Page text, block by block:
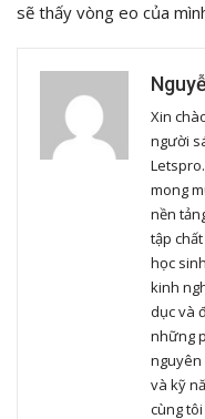
sẽ thấy vòng eo của
Xin
người
mong
nền
tập
học
kinh
dục và
những
nguyên
và kỹ
cùng